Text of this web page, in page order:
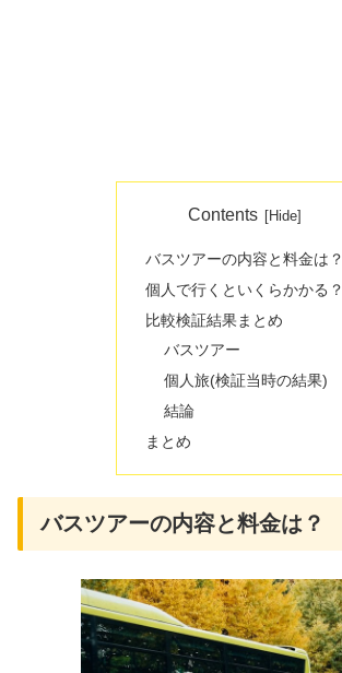
Contents
バスツアーの内容と料金は？
個人で行くといくらかかる？
比較検証結果まとめ
バスツアー
個人旅(検証当時の結果)
結論
まとめ
バスツアーの内容と料金は？